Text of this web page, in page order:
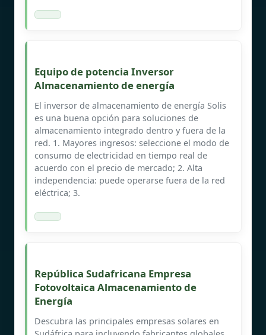
Equipo de potencia Inversor
Almacenamiento de energía
El inversor de almacenamiento de energía Solis
es una buena opción para soluciones de
almacenamiento integrado dentro y fuera de la
red. 1. Mayores ingresos: seleccione el modo de
consumo de electricidad en tiempo real de
acuerdo con el precio de mercado; 2. Alta
independencia: puede operarse fuera de la red
eléctrica; 3.
República Sudafricana Empresa
Fotovoltaica Almacenamiento de
Energía
Descubra las principales empresas solares en